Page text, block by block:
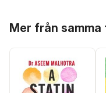
Mer från